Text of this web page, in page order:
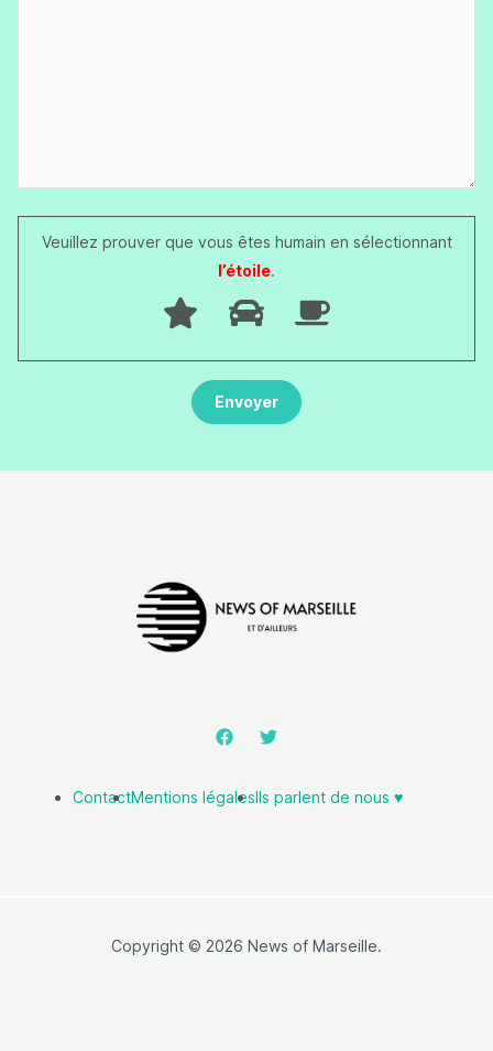
Veuillez prouver que vous êtes humain en sélectionnant
l’étoile.
ContactMentions légalesIls parlent de nous ♥️
Copyright © 2026 News of Marseille.